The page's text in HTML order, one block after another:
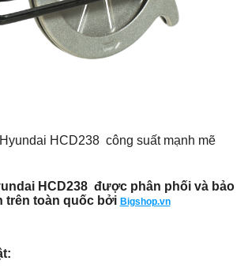
HCD238 công suất mạnh mẽ
HCD238 được phân phối và bảo
trên toàn quốc bởi Bigshop.vn